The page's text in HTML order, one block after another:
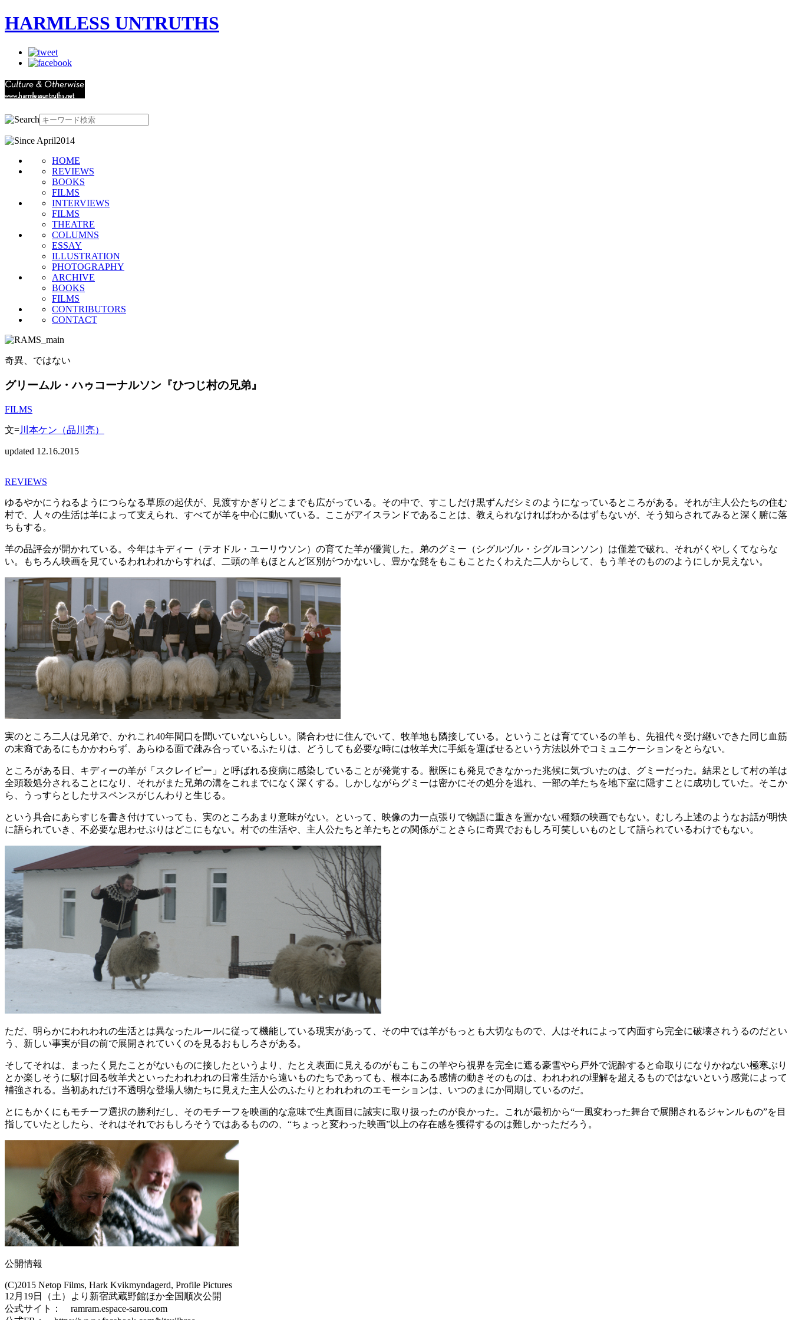
HARMLESS UNTRUTHS
HOME
REVIEWS
BOOKS
FILMS
INTERVIEWS
FILMS
THEATRE
COLUMNS
ESSAY
ILLUSTRATION
PHOTOGRAPHY
ARCHIVE
BOOKS
FILMS
CONTRIBUTORS
CONTACT
奇異、ではない
グリームル・ハゥコーナルソン『ひつじ村の兄弟』
FILMS
文=川本ケン（品川亮）
updated 12.16.2015
REVIEWS
ゆるやかにうねるようにつらなる草原の起伏が、見渡すかぎりどこまでも広がっている。その中で、すこしだけ黒ずんだシミのようになっているところがある。それが主人公たちの住む
村で、人々の生活は羊によって支えられ、すべてが羊を中心に動いている。ここがアイスランドであることは、教えられなければわかるはずもないが、そう知らされてみると深く腑に落
ちもする。
羊の品評会が開かれている。今年はキディー（テオドル・ユーリウソン）の育てた羊が優賞した。弟のグミー（シグルヅル・シグルヨンソン）は僅差で破れ、それがくやしくてならな
い。もちろん映画を見ているわれわれからすれば、二頭の羊もほとんど区別がつかないし、豊かな髭をもこもことたくわえた二人からして、もう羊そのもののようにしか見えない。
実のところ二人は兄弟で、かれこれ40年間口を聞いていないらしい。隣合わせに住んでいて、牧羊地も隣接している。ということは育てているの羊も、先祖代々受け継いできた同じ血筋
の末裔であるにもかかわらず、あらゆる面で疎み合っているふたりは、どうしても必要な時には牧羊犬に手紙を運ばせるという方法以外でコミュニケーションをとらない。
ところがある日、キディーの羊が「スクレイピー」と呼ばれる疫病に感染していることが発覚する。獣医にも発見できなかった兆候に気づいたのは、グミーだった。結果として村の羊は
全頭殺処分されることになり、それがまた兄弟の溝をこれまでになく深くする。しかしながらグミーは密かにその処分を逃れ、一部の羊たちを地下室に隠すことに成功していた。そこか
ら、うっすらとしたサスペンスがじんわりと生じる。
という具合にあらすじを書き付けていっても、実のところあまり意味がない。といって、映像の力一点張りで物語に重きを置かない種類の映画でもない。むしろ上述のようなお話が明快
に語られていき、不必要な思わせぶりはどこにもない。村での生活や、主人公たちと羊たちとの関係がことさらに奇異でおもしろ可笑しいものとして語られているわけでもない。
ただ、明らかにわれわれの生活とは異なったルールに従って機能している現実があって、その中では羊がもっとも大切なもので、人はそれによって内面すら完全に破壊されうるのだとい
う、新しい事実が目の前で展開されていくのを見るおもしろさがある。
そしてそれは、まったく見たことがないものに接したというより、たとえ表面に見えるのがもこもこの羊やら視界を完全に遮る豪雪やら戸外で泥酔すると命取りになりかねない極寒ぶり
とか楽しそうに駆け回る牧羊犬といったわれわれの日常生活から遠いものたちであっても、根本にある感情の動きそのものは、われわれの理解を超えるものではないという感覚によって
補強される。当初あれだけ不透明な登場人物たちに見えた主人公のふたりとわれわれのエモーションは、いつのまにか同期しているのだ。
とにもかくにもモチーフ選択の勝利だし、そのモチーフを映画的な意味で生真面目に誠実に取り扱ったのが良かった。これが最初から“一風変わった舞台で展開されるジャンルもの”を目
指していたとしたら、それはそれでおもしろそうではあるものの、“ちょっと変わった映画”以上の存在感を獲得するのは難しかっただろう。
公開情報
(C)2015 Netop Films, Hark Kvikmyndagerd, Profile Pictures
12月19日（土）より新宿武蔵野館ほか全国順次公開
公式サイト： ramram.espace-sarou.com